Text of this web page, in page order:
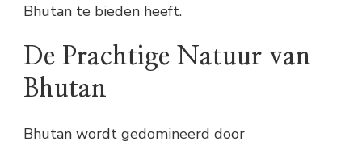
Bhutan te bieden heeft.
De Prachtige Natuur van
Bhutan
Bhutan wordt gedomineerd door